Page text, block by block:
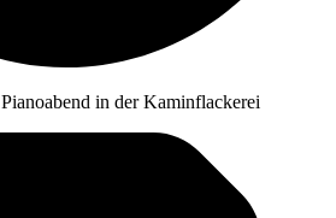
Pia­no­abend in der Kaminflackerei